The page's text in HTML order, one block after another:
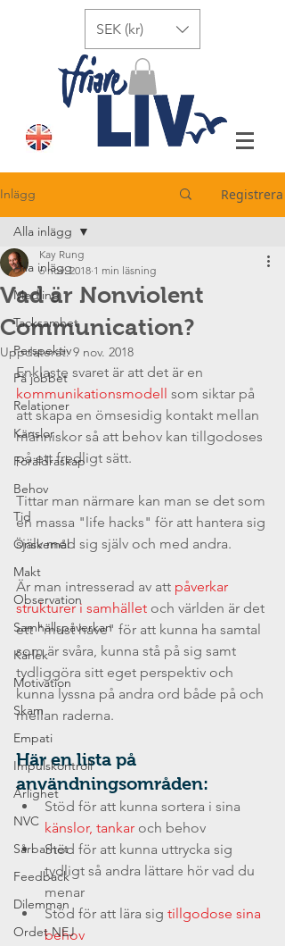
SEK (kr)
Inlägg Registrera
Alla inlägg
Medling
Tacksamhet
Perspektiv
På jobbet
Relationer
Känslor
Föräldraskap
Behov
Tid
Önskemål
Makt
Observation
Samhällspåverkan
Kärlek
Motivation
Skam
Empati
Impulskontroll
Ärlighet
NVC
Sårbarhet
Feedback
Dilemman
Ordet NEJ
Alla inlägg
Vad är Nonviolent
Communication?
Kay Rung
6 nov. 2018 1 min läsning
Uppdaterat:9 nov. 2018
Enklaste svaret är att det är en
kommunikationsmodell som siktar på
att skapa en ömsesidig kontakt mellan
människor så att behov kan tillgodoses
på ett fredligt sätt.
Tittar man närmare kan man se det som
en massa "life hacks" för att hantera sig
själv med sig själv och med andra.
Är man intresserad av att påverkar
strukturer i samhället och världen är det
ett "must have" för att kunna ha samtal
som är svåra, kunna stå på sig samt
tydliggöra sitt eget perspektiv och
kunna lyssna på andra ord både på och
mellan raderna.
Här en lista på
användningsområden:
Stöd för att kunna sortera i sina
känslor, tankar och behov
Stöd för att kunna uttrycka sig
tydligt så andra lättare hör vad du
menar
Stöd för att lära sig tillgodose sina
behov